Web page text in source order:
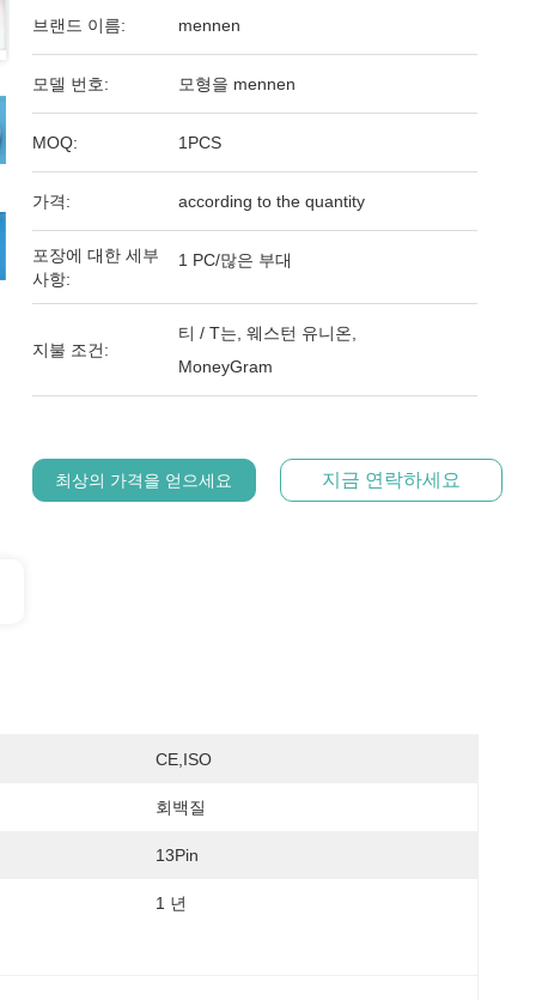
브랜드 이름: mennen
모델 번호: 모형을 mennen
MOQ: 1PCS
가격: according to the quantity
포장에 대한 세부
사항:
1 PC/많은 부대
지불 조건:
티 / T는, 웨스턴 유니온,
MoneyGram
최상의 가격을 얻으세요 지금 연락하세요
CE,ISO
회백질
13Pin
1 년